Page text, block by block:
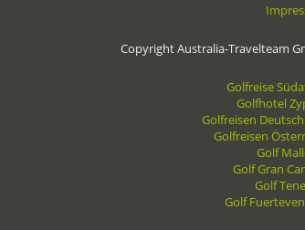
Copyright Australia-Travelteam
Golfreise
Golfhotel
Golfreisen
Golfreisen
Golf
Golf Gran
Golf
Golf